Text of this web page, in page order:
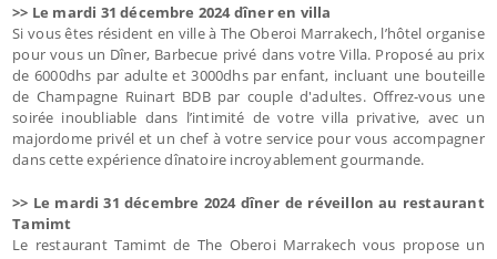
>> ​Le mardi 31 décembre 2024 dîner en villa
Si vous êtes résident en ville à The Oberoi Marrakech, l’hôtel organise
pour vous un Dîner, Barbecue privé dans votre Villa. Proposé au prix
de 6000dhs par adulte et 3000dhs par enfant, incluant une bouteille
de Champagne Ruinart BDB par couple d'adultes. Offrez-vous une
soirée inoubliable dans l’intimité de votre villa privative, avec un
majordome privél et un chef à votre service pour vous accompagner
dans cette expérience dînatoire incroyablement gourmande.
>> Le mardi 31 décembre 2024 dîner de réveillon au restaurant
Tamimt
Le restaurant Tamimt de The Oberoi Marrakech vous propose un